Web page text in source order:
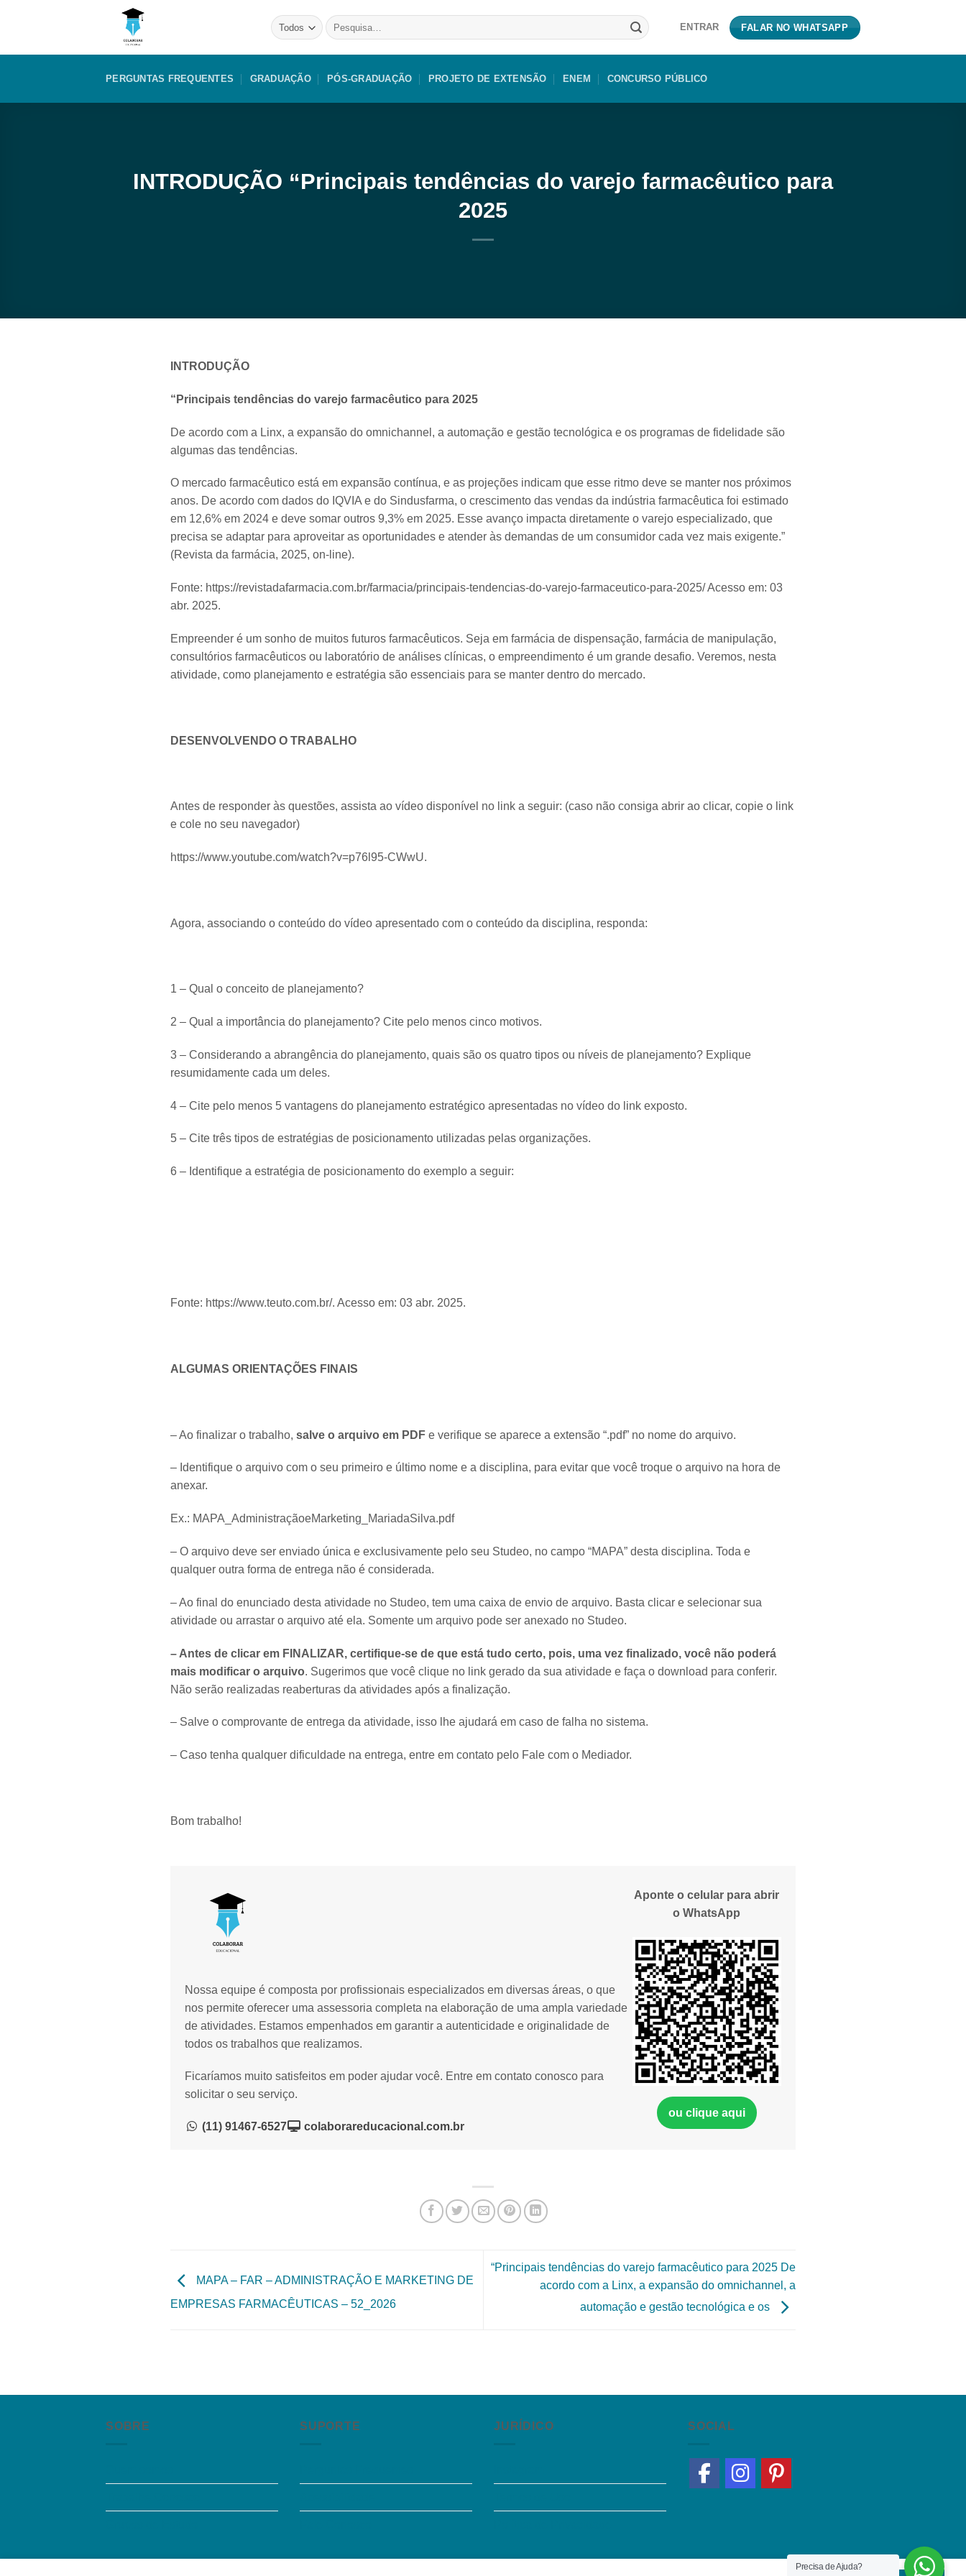
Pesquisar
por:
ENTRAR FALAR NO WHATSAPP
PERGUNTAS FREQUENTES GRADUAÇÃO PÓS-GRADUAÇÃO PROJETO DE EXTENSÃO ENEM CONCURSO PÚBLICO
INTRODUÇÃO “Principais tendências do varejo farmacêutico para
2025
INTRODUÇÃO
“Principais tendências do varejo farmacêutico para 2025
De acordo com a Linx, a expansão do omnichannel, a automação e gestão tecnológica e os programas de fidelidade são
algumas das tendências.
O mercado farmacêutico está em expansão contínua, e as projeções indicam que esse ritmo deve se manter nos próximos
anos. De acordo com dados do IQVIA e do Sindusfarma, o crescimento das vendas da indústria farmacêutica foi estimado
em 12,6% em 2024 e deve somar outros 9,3% em 2025. Esse avanço impacta diretamente o varejo especializado, que
precisa se adaptar para aproveitar as oportunidades e atender às demandas de um consumidor cada vez mais exigente.”
(Revista da farmácia, 2025, on-line).
Fonte: https://revistadafarmacia.com.br/farmacia/principais-tendencias-do-varejo-farmaceutico-para-2025/ Acesso em: 03
abr. 2025.
Empreender é um sonho de muitos futuros farmacêuticos. Seja em farmácia de dispensação, farmácia de manipulação,
consultórios farmacêuticos ou laboratório de análises clínicas, o empreendimento é um grande desafio. Veremos, nesta
atividade, como planejamento e estratégia são essenciais para se manter dentro do mercado.
DESENVOLVENDO O TRABALHO
Antes de responder às questões, assista ao vídeo disponível no link a seguir: (caso não consiga abrir ao clicar, copie o link
e cole no seu navegador)
https://www.youtube.com/watch?v=p76l95-CWwU.
Agora, associando o conteúdo do vídeo apresentado com o conteúdo da disciplina, responda:
1 – Qual o conceito de planejamento?
2 – Qual a importância do planejamento? Cite pelo menos cinco motivos.
3 – Considerando a abrangência do planejamento, quais são os quatro tipos ou níveis de planejamento? Explique
resumidamente cada um deles.
4 – Cite pelo menos 5 vantagens do planejamento estratégico apresentadas no vídeo do link exposto.
5 – Cite três tipos de estratégias de posicionamento utilizadas pelas organizações.
6 – Identifique a estratégia de posicionamento do exemplo a seguir:
Fonte: https://www.teuto.com.br/. Acesso em: 03 abr. 2025.
ALGUMAS ORIENTAÇÕES FINAIS
– Ao finalizar o trabalho, salve o arquivo em PDF e verifique se aparece a extensão “.pdf” no nome do arquivo.
– Identifique o arquivo com o seu primeiro e último nome e a disciplina, para evitar que você troque o arquivo na hora de
anexar.
Ex.: MAPA_AdministraçãoeMarketing_MariadaSilva.pdf
– O arquivo deve ser enviado única e exclusivamente pelo seu Studeo, no campo “MAPA” desta disciplina. Toda e
qualquer outra forma de entrega não é considerada.
– Ao final do enunciado desta atividade no Studeo, tem uma caixa de envio de arquivo. Basta clicar e selecionar sua
atividade ou arrastar o arquivo até ela. Somente um arquivo pode ser anexado no Studeo.
– Antes de clicar em FINALIZAR, certifique-se de que está tudo certo, pois, uma vez finalizado, você não poderá
mais modificar o arquivo. Sugerimos que você clique no link gerado da sua atividade e faça o download para conferir.
Não serão realizadas reaberturas da atividades após a finalização.
– Salve o comprovante de entrega da atividade, isso lhe ajudará em caso de falha no sistema.
– Caso tenha qualquer dificuldade na entrega, entre em contato pelo Fale com o Mediador.
Bom trabalho!
Nossa equipe é composta por profissionais especializados em diversas áreas, o que
nos permite oferecer uma assessoria completa na elaboração de uma ampla variedade
de atividades. Estamos empenhados em garantir a autenticidade e originalidade de
todos os trabalhos que realizamos.
Ficaríamos muito satisfeitos em poder ajudar você. Entre em contato conosco para
solicitar o seu serviço.
(11) 91467-6527 colaborareducacional.com.br
Aponte o celular para abrir
o WhatsApp
ou clique aqui
MAPA – FAR – ADMINISTRAÇÃO E MARKETING DE
EMPRESAS FARMACÊUTICAS – 52_2026
“Principais tendências do varejo farmacêutico para 2025 De
acordo com a Linx, a expansão do omnichannel, a
automação e gestão tecnológica e os
SOBRE SUPORTE JURÍDICO SOCIAL
Precisa de Ajuda?